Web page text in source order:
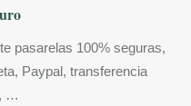
pasarelas 100% seguras,
Paypal, transferencia
…